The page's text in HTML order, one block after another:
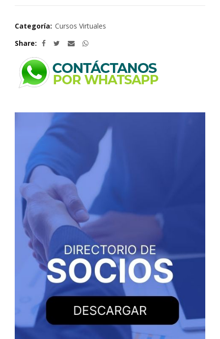
Categoría: Cursos Virtuales
Share